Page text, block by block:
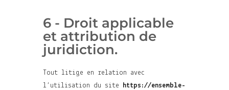
6 - Droit applicable
et attribution de
juridiction.
Tout litige en relation avec
l’utilisation du site https://ensemble-